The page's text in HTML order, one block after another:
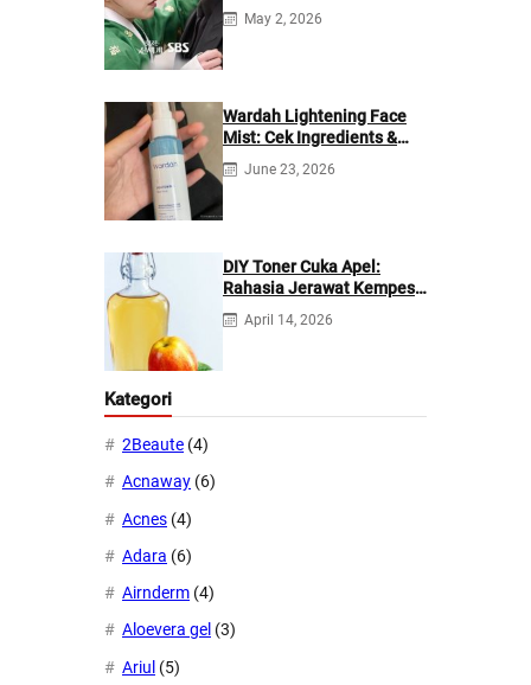
di Netflix?
May 2, 2026
Wardah Lightening Face
Mist: Cek Ingredients &
Manfaatnya
June 23, 2026
DIY Toner Cuka Apel:
Rahasia Jerawat Kempes
dalam 2 Hari!
April 14, 2026
Kategori
2Beaute (4)
Acnaway (6)
Acnes (4)
Adara (6)
Airnderm (4)
Aloevera gel (3)
Ariul (5)